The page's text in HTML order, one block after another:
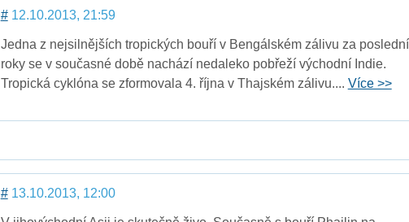
#12.10.2013, 21:59
Jedna z nejsilnějších tropických bouří v Bengálském zálivu za poslední
roky se v současné době nachází nedaleko pobřeží východní Indie.
Tropická cyklóna se zformovala 4. října v Thajském zálivu.... Více >>
#13.10.2013, 12:00